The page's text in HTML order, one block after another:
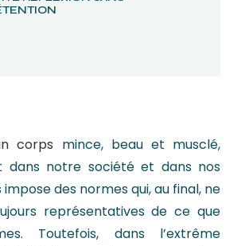
corps mince, beau et musclé,
dans notre société et dans nos
impose des normes qui, au final, ne
représentatives de ce que
Toutefois, dans l’extrême